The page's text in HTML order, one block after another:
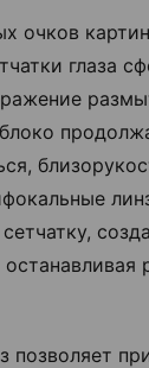
очков
глаза